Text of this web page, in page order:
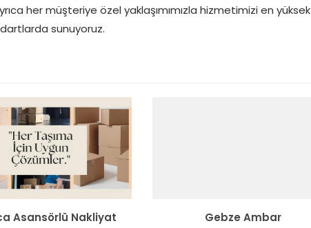
her müşteriye özel yaklaşımımızla hizmetimizi en yüksek
sunuyoruz.
Asansörlü Nakliyat Gebze Ambar